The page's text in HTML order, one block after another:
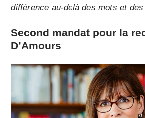
différence au-delà des mots et des
Second mandat pour la
D’Amours